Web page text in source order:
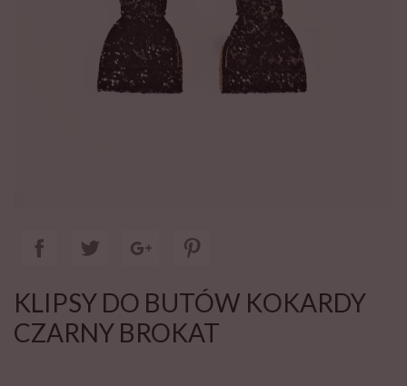
KLIPSY DO BUTÓW KOKARDY
CZARNY BROKAT